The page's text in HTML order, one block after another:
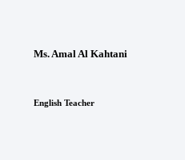
Ms. Amal Al Kahtani
English Teacher